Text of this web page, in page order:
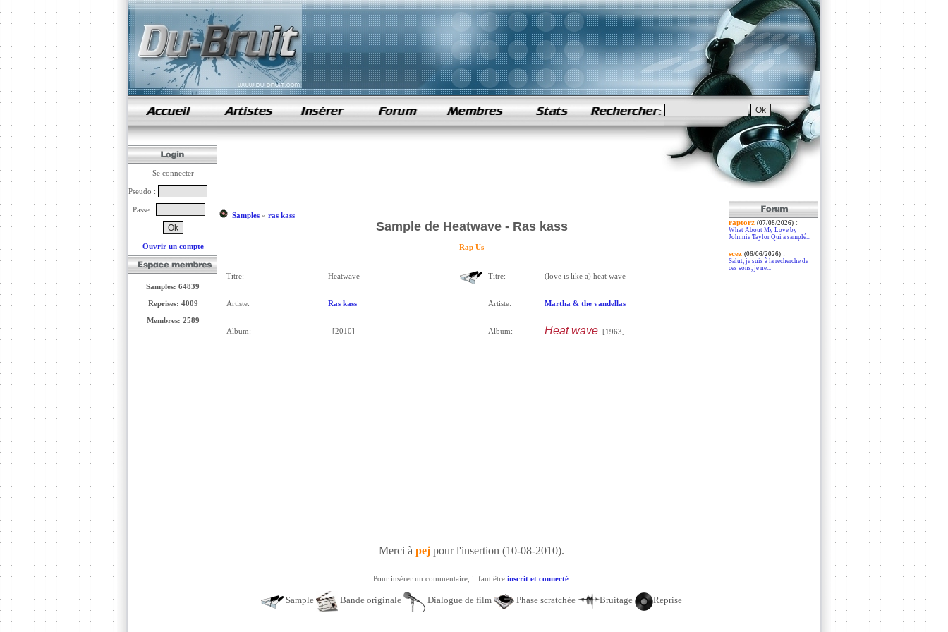
samples de rap
Se connecter
Pseudo :
Passe :
Ouvrir un compte
Samples: 64839
Reprises: 4009
Membres: 2589
Samples» ras kass
Sample de Heatwave - Ras kass
- Rap Us -
Titre: Heatwave
Artiste: Ras kass
Album: [2010]
Titre: (love is like a) heat wave
Artiste: Martha & the vandellas
Album: Heat wave[1963]
Merci à pej pour l'insertion (10-08-2010).
Pour insérer un commentaire, il faut être inscrit et connecté.
Sample Bande originale Dialogue de film Phase scratchée Bruitage Reprise
raptorz (07/08/2026):
What About My Love by
Johnnie Taylor Qui a samplé...
scez (06/06/2026):
Salut, je suis à la recherche de
ces sons, je ne...